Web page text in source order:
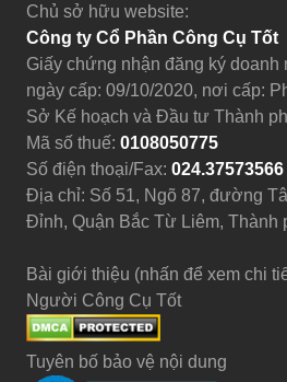
Chủ sở hữu website:
Công ty Cổ Phần Công Cụ Tốt
Giấy chứng nhận đăng ký doanh
ngày cấp: 09/10/2020, nơi cấp:
Sở Kế hoạch và Đầu tư Thành
Mã số thuế: 0108050775
Số điện thoại/Fax: 024.37573566
Địa chỉ: Số 51, Ngõ 87, đường
Đỉnh, Quận Bắc Từ Liêm, Thành
Bài giới thiệu (nhấn để xem chi
Người Công Cụ Tốt
Tuyên bố bảo vệ nội dung